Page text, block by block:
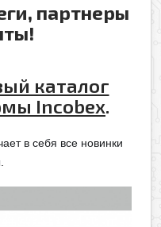
партнеры
каталог
Incobex.
в себя все новинки